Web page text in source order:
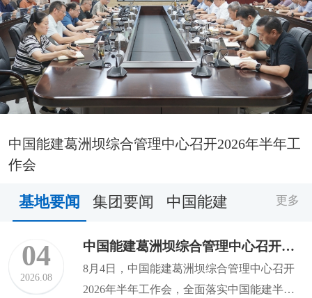
中国能建葛洲坝综合管理中心召开2026年半年工
作会
基地要闻 集团要闻 中国能建 更多
04
2026.08
中国能建葛洲坝综合管理中心召开2026年半年工作会
8月4日，中国能建葛洲坝综合管理中心召开
2026年半年工作会，全面落实中国能建半年